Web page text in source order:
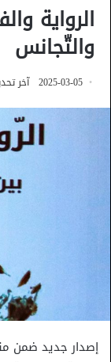
الرواية
والتّجانس
2025-03-05 آخر تحديث:
إصدار جديد ضمن